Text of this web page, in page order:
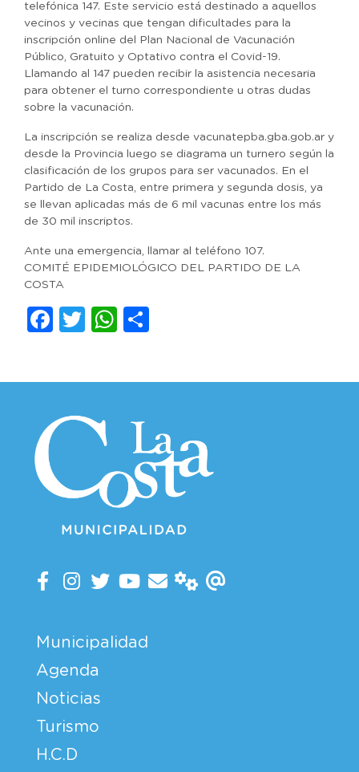
telefónica 147. Este servicio está destinado a aquellos
vecinos y vecinas que tengan dificultades para la
inscripción online del Plan Nacional de Vacunación
Público, Gratuito y Optativo contra el Covid-19.
Llamando al 147 pueden recibir la asistencia necesaria
para obtener el turno correspondiente u otras dudas
sobre la vacunación.
La inscripción se realiza desde vacunatepba.gba.gob.ar y
desde la Provincia luego se diagrama un turnero según la
clasificación de los grupos para ser vacunados. En el
Partido de La Costa, entre primera y segunda dosis, ya
se llevan aplicadas más de 6 mil vacunas entre los más
de 30 mil inscriptos.
Ante una emergencia, llamar al teléfono 107.
COMITÉ EPIDEMIOLÓGICO DEL PARTIDO DE LA
COSTA
Facebook
TwitterWhatsApp
Municipalidad
Agenda
Noticias
Turismo
H.C.D